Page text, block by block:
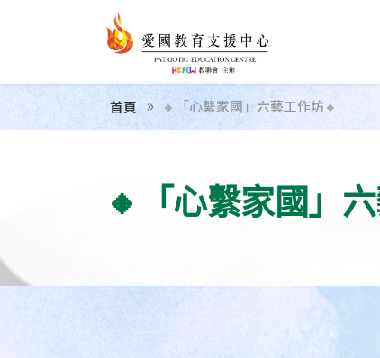
首頁 🔸「心繫家國」六藝工作坊🔸
🔸「心繫家國」